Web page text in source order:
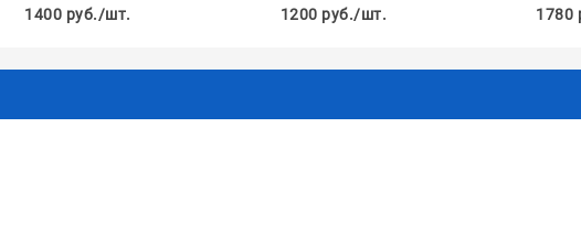
1400 руб./шт. 1200 руб./шт. 1780